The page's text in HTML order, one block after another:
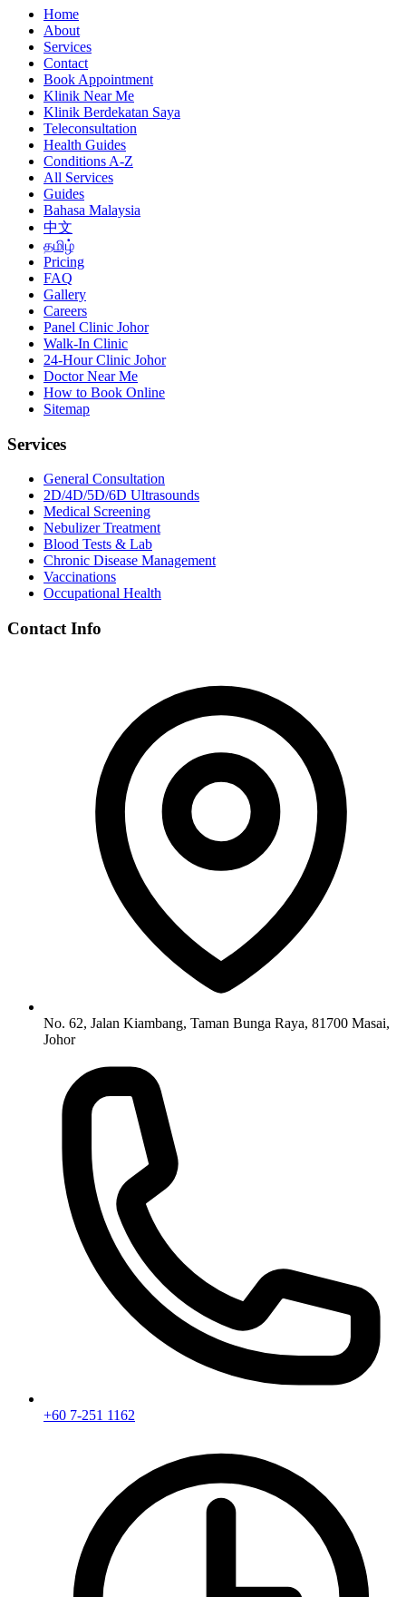
Home
About
Services
Contact
Book Appointment
Klinik Near Me
Klinik Berdekatan Saya
Teleconsultation
Health Guides
Conditions A-Z
All Services
Guides
Bahasa Malaysia
中文
தமிழ்
Pricing
FAQ
Gallery
Careers
Panel Clinic Johor
Walk-In Clinic
24-Hour Clinic Johor
Doctor Near Me
How to Book Online
Sitemap
Services
General Consultation
2D/4D/5D/6D Ultrasounds
Medical Screening
Nebulizer Treatment
Blood Tests & Lab
Chronic Disease Management
Vaccinations
Occupational Health
Contact Info
No. 62, Jalan Kiambang, Taman Bunga Raya, 81700 Masai,
Johor
+60 7-251 1162